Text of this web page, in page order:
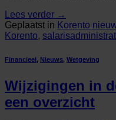
Lees verder →
Geplaatst in Korento
Korento,
Financieel, Nieuws, Wetgeving
Wijzigingen in
een overzicht